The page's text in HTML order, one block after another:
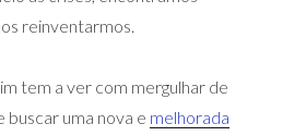
reinventarmos.
tem a ver com mergulhar de
buscar uma nova e melhorada